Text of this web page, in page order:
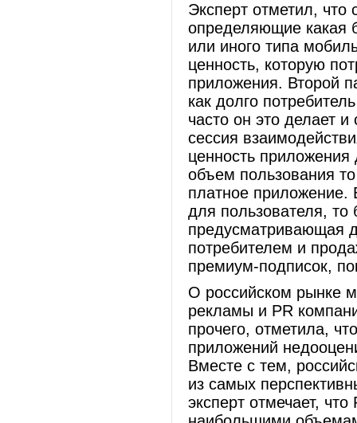
Эксперт отметил,
определяющие какая
или иного типа
ценность, которую
приложения. Второй
как долго
часто он это делает
сессия
ценность
объем пользования
платное приложение.
для пользователя,
предусматривающая
потребителем и
премиум-подписок,
О российском рынке
рекламы и PR
прочего, отметила,
приложений
Вместе с тем,
из самых
эксперт отмечает,